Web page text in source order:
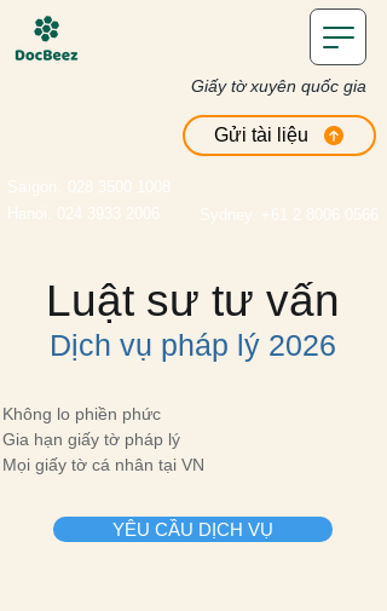
Sydney. +61 2 8006 0566
Hanoi. 024 3933 2006
Saigon . 028 3500 1008
Giấy tờ xuyên quốc gia
Gửi tài liệu
Luật sư tư vấn
Dịch vụ pháp lý 2026
Không lo phiền phức
Gia hạn giấy tờ pháp lý
Mọi giấy tờ cá nhân tại VN
YÊU CẦU DỊCH VỤ